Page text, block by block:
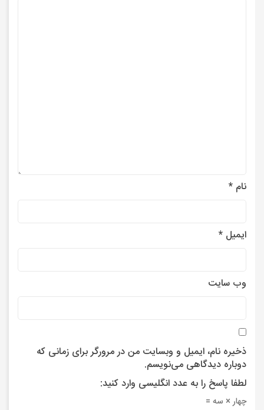
نام *
ایمیل *
وب‌ سایت
ذخیره نام، ایمیل و وبسایت من در مرورگر برای زمانی که
دوباره دیدگاهی می‌نویسم.
لطفا پاسخ را به عدد انگلیسی وارد کنید:
چهار × سه =